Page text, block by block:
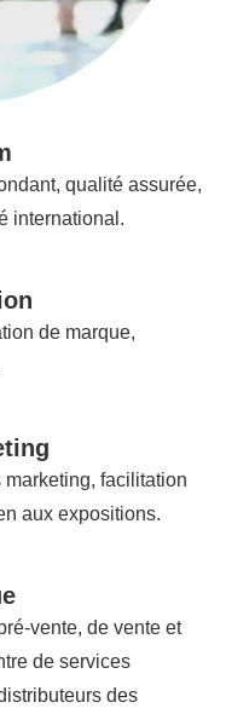
qualité assurée,
international.
de marque,
facilitation
aux expositions.
vente, de vente et
de services
des